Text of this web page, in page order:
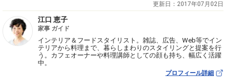
更新日： 2017年07月02日
江口 恵子
家事 ガイド
インテリア＆フードスタイリスト。雑誌、広告、Web等でイン
テリアから料理まで、暮らしまわりのスタイリングと提案を行
う。カフェオーナーや料理講師としての顔も持ち、幅広く活躍
中。
プロフィール詳細